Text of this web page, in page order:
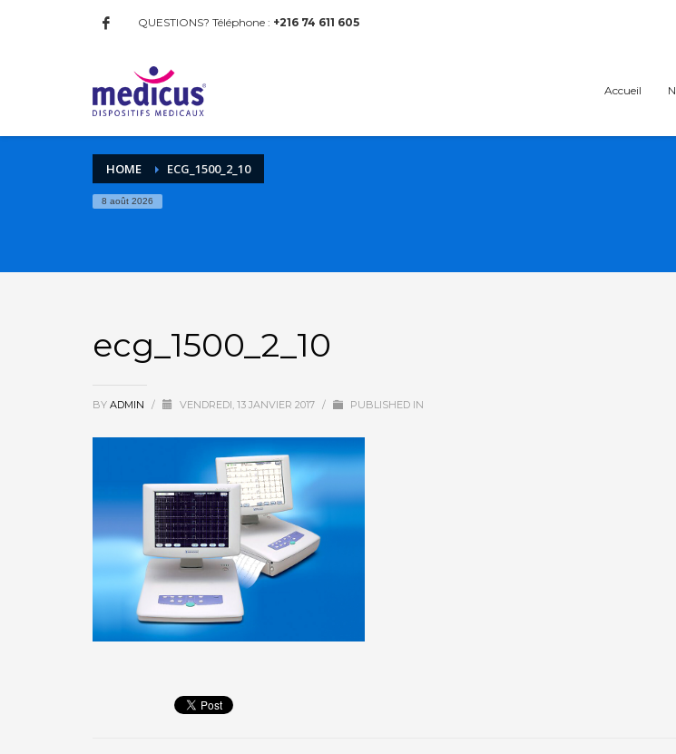
QUESTIONS? Téléphone : +216 74 611 605
Accueil
HOME ECG_1500_2_10
8 août 2026
ecg_1500_2_10
BY ADMIN / VENDREDI, 13 JANVIER 2017 / PUBLISHED IN